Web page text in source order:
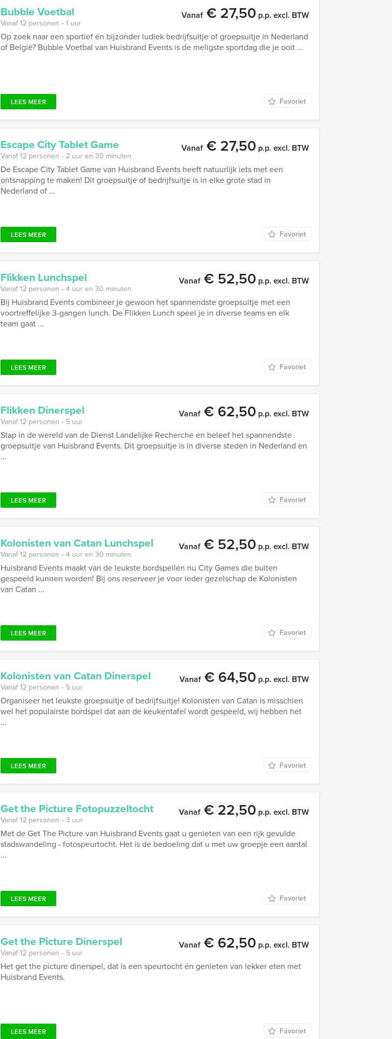
Bubble Voetbal Vanaf€ 27,50 p.p. excl. BTW
Vanaf 12 personen ‐ 1 uur
Op zoek naar een sportief én bijzonder ludiek bedrijfsuitje of groepsuitje in Nederland
of België? Bubble Voetbal van Huisbrand Events is de meligste sportdag die je ooit ...
LEES MEER Favoriet
Escape City Tablet Game Vanaf€ 27,50 p.p. excl. BTW
Vanaf 12 personen ‐ 2 uur en 30 minuten
De Escape City Tablet Game van Huisbrand Events heeft natuurlijk iets met een
ontsnapping te maken! Dit groepsuitje of bedrijfsuitje is in elke grote stad in
Nederland of ...
LEES MEER Favoriet
Flikken Lunchspel Vanaf€ 52,50 p.p. excl. BTW
Vanaf 12 personen ‐ 4 uur en 30 minuten
Bij Huisbrand Events combineer je gewoon het spannendste groepsuitje met een
voortreffelijke 3-gangen lunch. De Flikken Lunch speel je in diverse teams en elk
team gaat ...
LEES MEER Favoriet
Flikken Dinerspel Vanaf€ 62,50 p.p. excl. BTW
Vanaf 12 personen ‐ 5 uur
Stap in de wereld van de Dienst Landelijke Recherche en beleef het spannendste
groepsuitje van Huisbrand Events. Dit groepsuitje is in diverse steden in Nederland en
...
LEES MEER Favoriet
Kolonisten van Catan Lunchspel Vanaf€ 52,50 p.p. excl. BTW
Vanaf 12 personen ‐ 4 uur en 30 minuten
Huisbrand Events maakt van de leukste bordspellen nu City Games die buiten
gespeeld kunnen worden! Bij ons reserveer je voor ieder gezelschap de Kolonisten
van Catan ...
LEES MEER Favoriet
Kolonisten van Catan Dinerspel Vanaf€ 64,50 p.p. excl. BTW
Vanaf 12 personen ‐ 5 uur
Organiseer het leukste groepsuitje of bedrijfsuitje! Kolonisten van Catan is misschien
wel het populairste bordspel dat aan de keukentafel wordt gespeeld, wij hebben het
...
LEES MEER Favoriet
Get the Picture Fotopuzzeltocht Vanaf€ 22,50 p.p. excl. BTW
Vanaf 12 personen ‐ 3 uur
Met de Get The Picture van Huisbrand Events gaat u genieten van een rijk gevulde
stadswandeling - fotospeurtocht. Het is de bedoeling dat u met uw groepje een aantal
...
LEES MEER Favoriet
Get the Picture Dinerspel Vanaf€ 62,50 p.p. excl. BTW
Vanaf 12 personen ‐ 5 uur
Het get the picture dinerspel, dat is een speurtocht én genieten van lekker eten met
Huisbrand Events.
LEES MEER Favoriet